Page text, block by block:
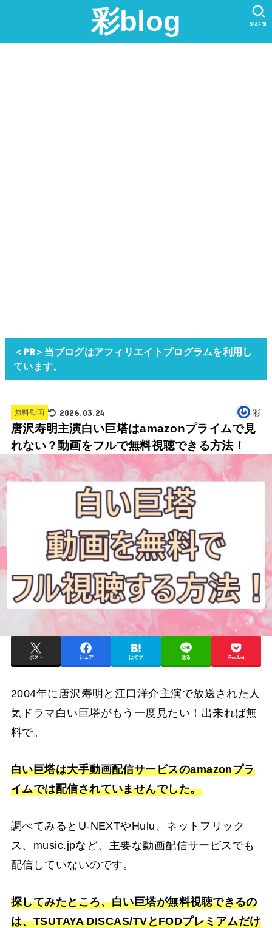
彩blog SEARCH
＜PR＞当ブログはアフィリエイトプログラムを利用し
ています。
無料動画 2026.03.24 彩
唐沢寿明主演白い巨塔はamazonプライムで見
れない？動画をフルで無料視聴できる方法！
ポスト シェア はてブ 送る Pocket
2004年に唐沢寿明と江口洋介主演で放送された人
気ドラマ白い巨塔がもう一度見たい！出来れば無
料で。
白い巨塔は大手動画配信サービスのamazonプラ
イムでは配信されていませんでした。
調べてみるとU-NEXTやHulu、ネットフリック
ス、music.jpなど、主要な動画配信サービスでも
配信していないのです。
探してみたところ、白い巨塔が無料視聴できるの
は、TSUTAYA DISCAS/TVとFODプレミアムだけ